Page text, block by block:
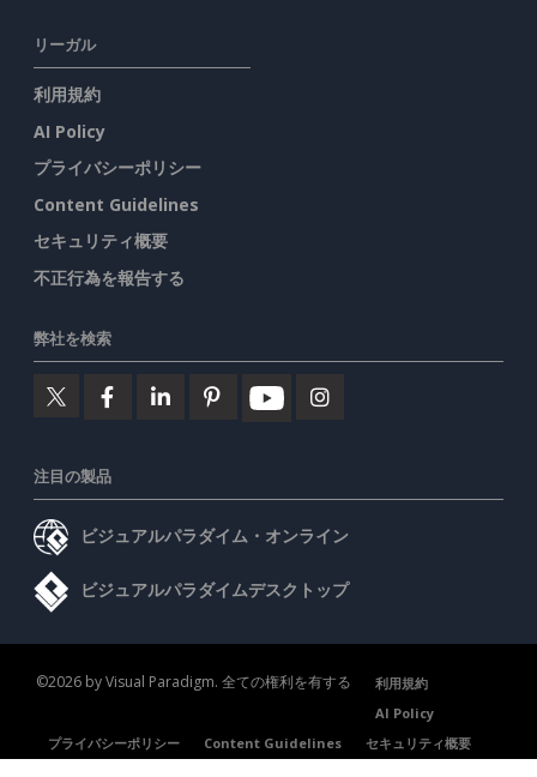
リーガル
利用規約
AI Policy
プライバシーポリシー
Content Guidelines
セキュリティ概要
不正行為を報告する
弊社を検索
注目の製品
ビジュアルパラダイム・オンライン
ビジュアルパラダイムデスクトップ
©2026 by Visual Paradigm. 全ての権利を有する
利用規約
AI Policy
プライバシーポリシー
Content Guidelines セキュリティ概要